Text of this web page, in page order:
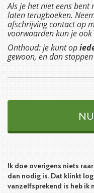
Als je het niet eens bent
laten terugboeken.
afschrijving contact op
voorwaarden kun je
Onthoud: je kunt op
gewoon, en dan stoppen
Ik doe overigens niets
dan nodig is. Dat klinkt
vanzelfsprekend is heb ik